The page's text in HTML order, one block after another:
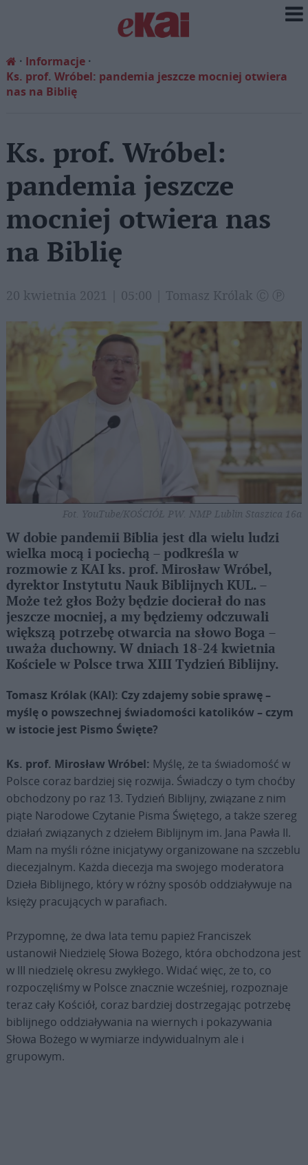
Informacje
Ks. prof. Wróbel: pandemia jeszcze mocniej otwiera
nas na Biblię
Ks. prof. Wróbel:
pandemia jeszcze
mocniej otwiera nas
na Biblię
20 kwietnia 2021 | 05:00 | Tomasz Królak Ⓒ Ⓟ
Fot. YouTube/KOŚCIÓŁ PW. NMP Lublin Staszica 16a
W dobie pandemii Biblia jest dla wielu ludzi
wielka mocą i pociechą – podkreśla w
rozmowie z KAI ks. prof. Mirosław Wróbel,
dyrektor Instytutu Nauk Biblijnych KUL. –
Może też głos Boży będzie docierał do nas
jeszcze mocniej, a my będziemy odczuwali
większą potrzebę otwarcia na słowo Boga –
uważa duchowny. W dniach 18-24 kwietnia
Kościele w Polsce trwa XIII Tydzień Biblijny.
Tomasz Królak (KAI): Czy zdajemy sobie sprawę –
myślę o powszechnej świadomości katolików – czym
w istocie jest Pismo Święte?
Ks. prof. Mirosław Wróbel: Myślę, że ta świadomość w
Polsce coraz bardziej się rozwija. Świadczy o tym choćby
obchodzony po raz 13. Tydzień Biblijny, związane z nim
piąte Narodowe Czytanie Pisma Świętego, a także szereg
działań związanych z dziełem Biblijnym im. Jana Pawła II.
Mam na myśli różne inicjatywy organizowane na szczeblu
diecezjalnym. Każda diecezja ma swojego moderatora
Dzieła Biblijnego, który w różny sposób oddziaływuje na
księży pracujących w parafiach.
Przypomnę, że dwa lata temu papież Franciszek
ustanowił Niedzielę Słowa Bożego, która obchodzona jest
w III niedzielę okresu zwykłego. Widać więc, że to, co
rozpoczęliśmy w Polsce znacznie wcześniej, rozpoznaje
teraz cały Kościół, coraz bardziej dostrzegając potrzebę
biblijnego oddziaływania na wiernych i pokazywania
Słowa Bożego w wymiarze indywidualnym ale i
grupowym.